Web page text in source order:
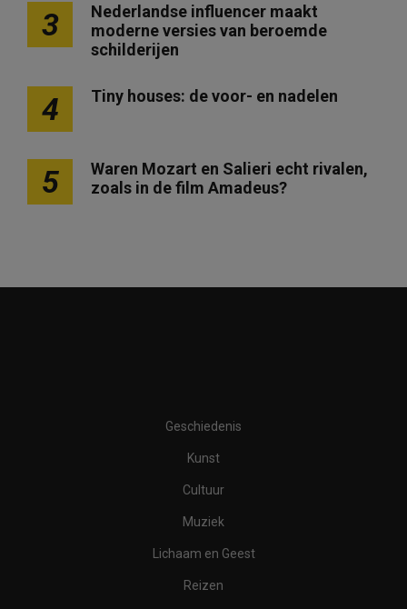
3
Nederlandse influencer maakt
moderne versies van beroemde
schilderijen
4 Tiny houses: de voor- en nadelen
5
Waren Mozart en Salieri echt rivalen,
zoals in de film Amadeus?
Geschiedenis
Kunst
Cultuur
Muziek
Lichaam en Geest
Reizen